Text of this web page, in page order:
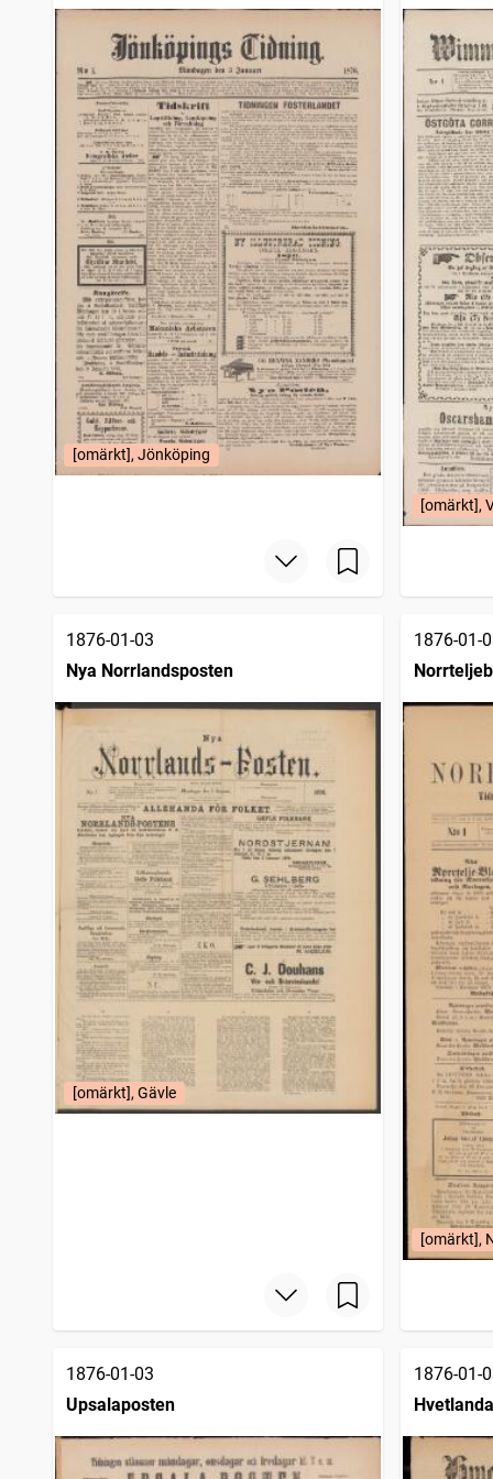
Halland
8
Gotlands allehanda
Hallandsposten
8
träffar
Lidköpings tidning (Lidköping : 1842)
8
träffar
Norra Hallands tidning
8
träffar
Svensk handels och industritidning
8
träffar
Wermlands läns tidning
8
träffar
Eskilstuna tidning (1867)
8
träffar
Eskilstuna allehanda (1873)
8
träffar
Strömstads tidning (1866)
träffar
Falköpings tidning
8
träffar
Bohus-korrespondenten, Nyhets- och annonsblad för Marstrand, Kongelf samt kringliggande landsorter
8
träffar
Vestmanlands läns tidning
8
träffar
Malmö allehanda (1827)
8
träffar
Dalarne (Falun : 1876)
8
träffar
Ystads tidning (1852)
träffar
Sölvesborgsposten
8
träffar
Svenska medborgaren (Stockholm : 1871)
8
träffar
träffar
5
5
[omärkt], Jönköping
[omärkt],
1876-01-03
Nya Norrlandsposten
[omärkt], Gävle
1876-01-
[omärkt],
1876-01-03
Upsalaposten
1876-01-